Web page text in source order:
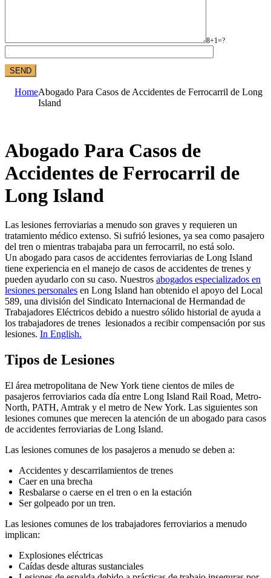
8+1=?
HomeAbogado Para Casos de Accidentes de Ferrocarril de Long
Island
Abogado Para Casos de
Accidentes de Ferrocarril de
Long Island
Las lesiones ferroviarias a menudo son graves y requieren un
tratamiento médico extenso. Si sufrió lesiones, ya sea como pasajero
del tren o mientras trabajaba para un ferrocarril, no está solo.
Un abogado para casos de accidentes ferroviarias de Long Island
tiene experiencia en el manejo de casos de accidentes de trenes y
pueden ayudarlo con su caso. Nuestros abogados especializados en
lesiones personales en Long Island han obtenido el apoyo del Local
589, una división del Sindicato Internacional de Hermandad de
Trabajadores Eléctricos debido a nuestro sólido historial de ayuda a
los trabajadores de trenes lesionados a recibir compensación por sus
lesiones. In English.
Tipos de Lesiones
El área metropolitana de New York tiene cientos de miles de
pasajeros ferroviarios cada día entre Long Island Rail Road, Metro-
North, PATH, Amtrak y el metro de New York. Las siguientes son
lesiones comunes que merecen la atención de un abogado para casos
de accidentes ferroviarias de Long Island.
Las lesiones comunes de los pasajeros a menudo se deben a:
Accidentes y descarrilamientos de trenes
Caer en una brecha
Resbalarse o caerse en el tren o en la estación
Ser golpeado por un tren.
Las lesiones comunes de los trabajadores ferroviarios a menudo
implican:
Explosiones eléctricas
Caídas desde alturas sustanciales